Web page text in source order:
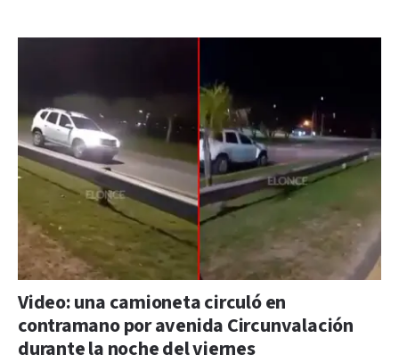
Video: una camioneta circuló en
contramano por avenida Circunvalación
durante la noche del viernes